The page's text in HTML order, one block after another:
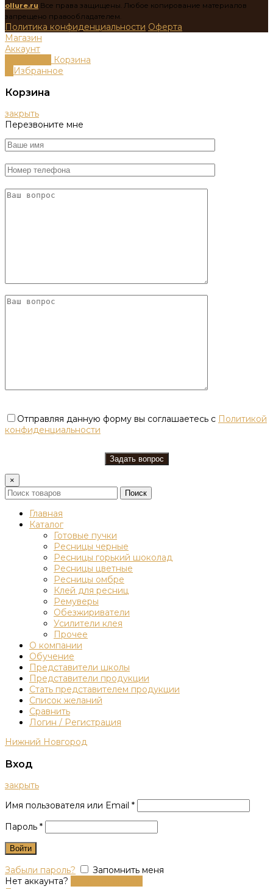
ollure.ru Все права защищены. Любое копирование материалов
запрещено правообладателем.
Политика конфиденциальности Оферта
Магазин
Аккаунт
Корзина
Избранное
Корзина
закрыть
Перезвоните мне
Отправляя данную форму вы соглашаетесь с Политикой
конфиденциальности
×
Поиск
Главная
Каталог
Готовые пучки
Ресницы черные
Ресницы горький шоколад
Ресницы цветные
Ресницы омбре
Клей для ресниц
Ремуверы
Обезжириватели
Усилители клея
Прочее
О компании
Обучение
Представители школы
Представители продукции
Стать представителем продукции
Список желаний
Сравнить
Логин / Регистрация
Нижний Новгород
Вход
закрыть
Имя пользователя или Email *
Пароль *
Войти
Забыли пароль?
Запомнить меня
Нет аккаунта?